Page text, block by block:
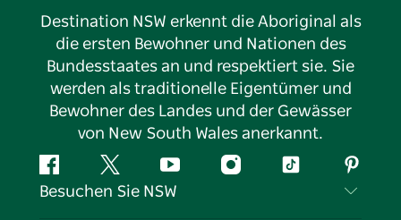
Destination NSW erkennt die Aboriginal als
die ersten Bewohner und Nationen des
Bundesstaates an und respektiert sie. Sie
werden als traditionelle Eigentümer und
Bewohner des Landes und der Gewässer
von New South Wales anerkannt.
FacebookTwitter YouTubeInstagramTikTok
Besuchen Sie NSW